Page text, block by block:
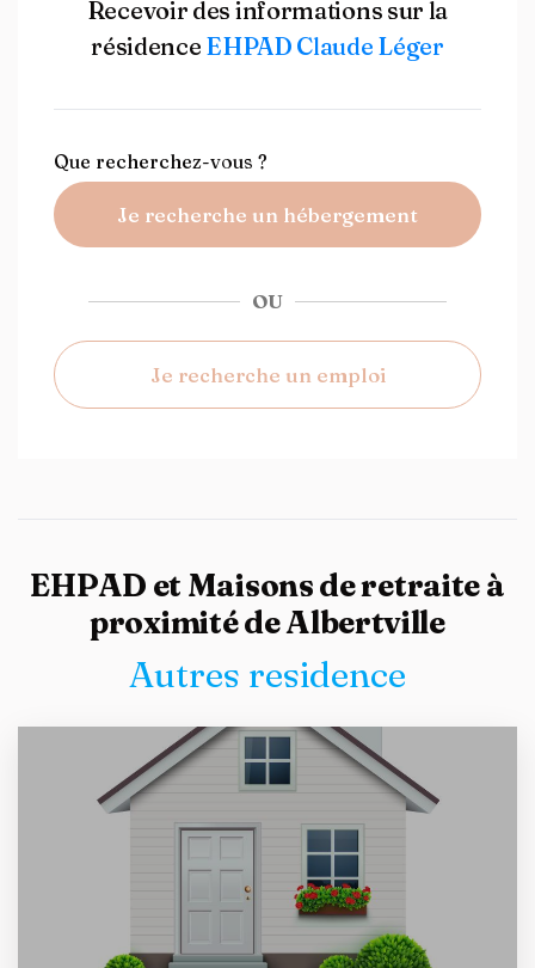
Recevoir des informations sur la
résidence EHPAD Claude Léger
Que recherchez-vous ?
Je recherche un hébergement
OU
Je recherche un emploi
EHPAD et Maisons de retraite à
proximité de Albertville
Autres residence